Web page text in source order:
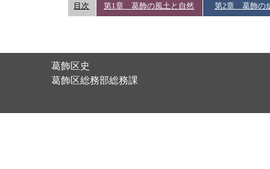
目次 第1章 葛飾の風土と自然 第2章 葛飾の
葛飾区史
葛飾区総務部総務課